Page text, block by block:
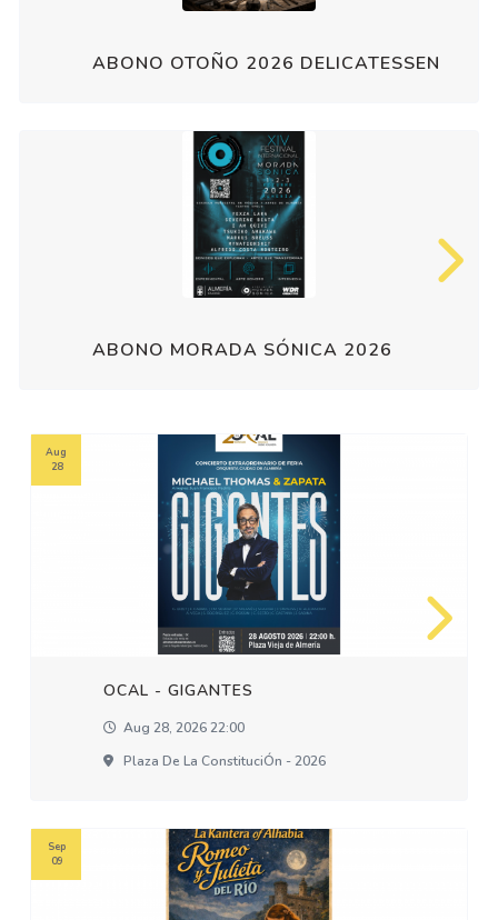
ABONO OTOÑO 2026 DELICATESSEN
ABONO MORADA SÓNICA 2026
OCAL - GIGANTES
Aug 28, 2026 22:00
Plaza De La ConstituciÓn - 2026
Aug
28
Sep
09